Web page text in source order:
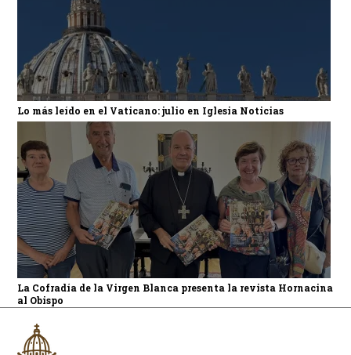
Lo más leído en el Vaticano: julio en Iglesia Noticias
La Cofradía de la Virgen Blanca presenta la revista Hornacina
al Obispo